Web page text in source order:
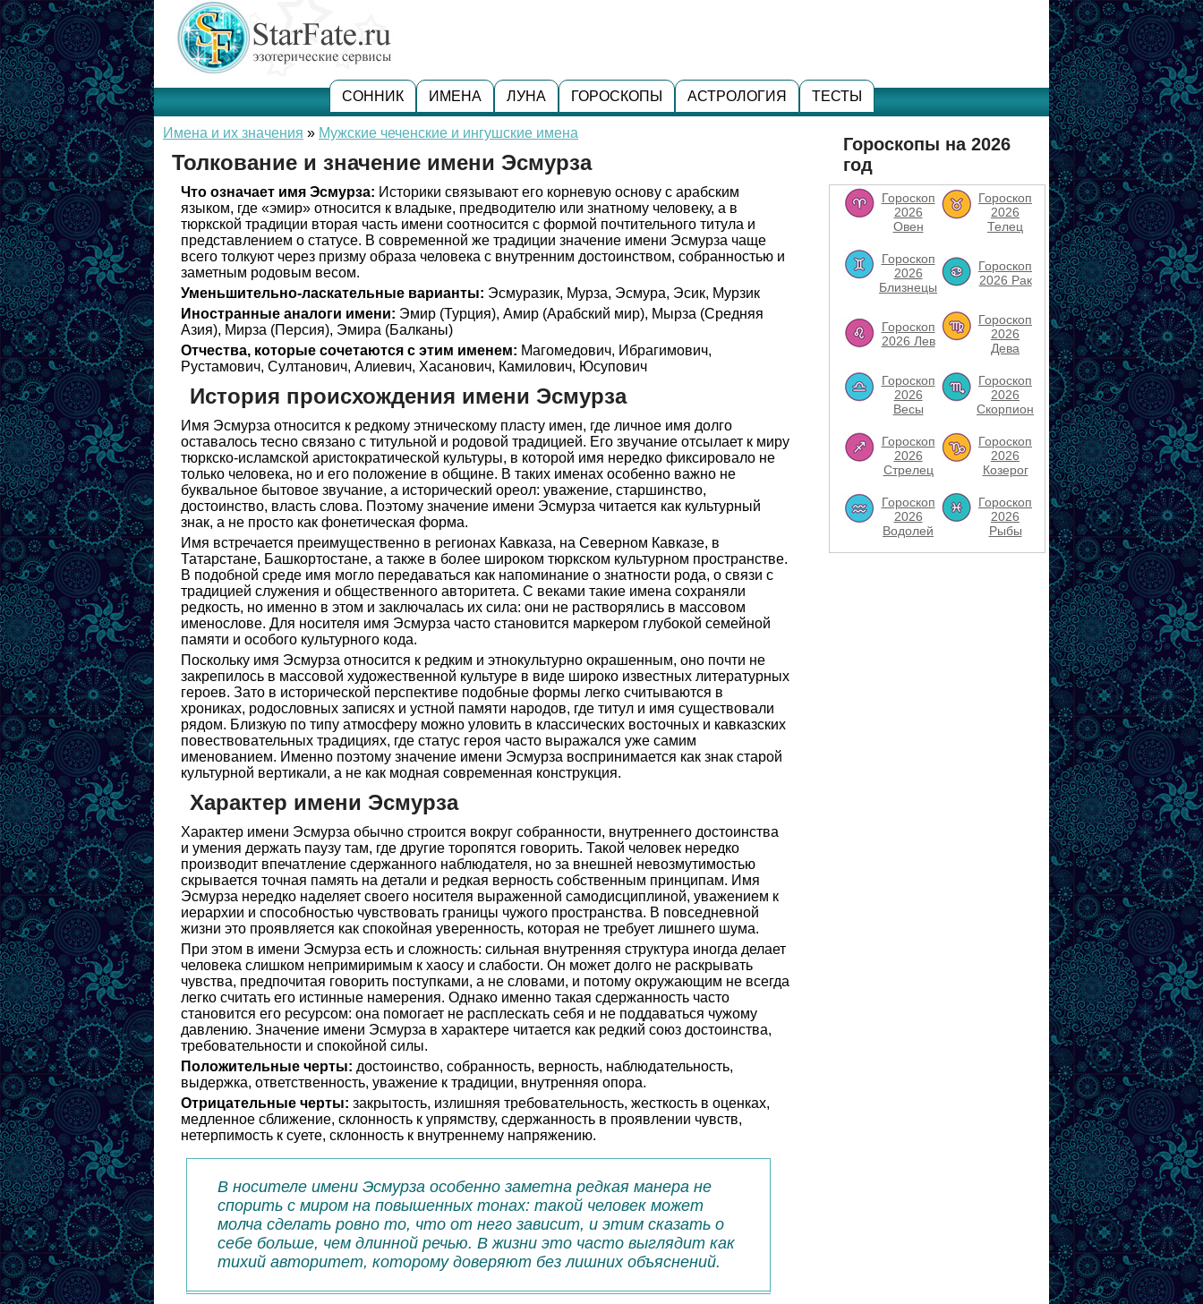
СОННИК ИМЕНА ЛУНА ГОРОСКОПЫ АСТРОЛОГИЯ ТЕСТЫ
Имена и их значения » Мужские чеченские и ингушские имена
Толкование и значение имени Эсмурза
Что означает имя Эсмурза: Историки связывают его корневую основу с арабским
языком, где «эмир» относится к владыке, предводителю или знатному человеку, а в
тюркской традиции вторая часть имени соотносится с формой почтительного титула и
представлением о статусе. В современной же традиции значение имени Эсмурза чаще
всего толкуют через призму образа человека с внутренним достоинством, собранностью и
заметным родовым весом.
Уменьшительно-ласкательные варианты: Эсмуразик, Мурза, Эсмура, Эсик, Мурзик
Иностранные аналоги имени: Эмир (Турция), Амир (Арабский мир), Мырза (Средняя
Азия), Мирза (Персия), Эмира (Балканы)
Отчества, которые сочетаются с этим именем: Магомедович, Ибрагимович,
Рустамович, Султанович, Алиевич, Хасанович, Камилович, Юсупович
История происхождения имени Эсмурза
Имя Эсмурза относится к редкому этническому пласту имен, где личное имя долго
оставалось тесно связано с титульной и родовой традицией. Его звучание отсылает к миру
тюркско-исламской аристократической культуры, в которой имя нередко фиксировало не
только человека, но и его положение в общине. В таких именах особенно важно не
буквальное бытовое звучание, а исторический ореол: уважение, старшинство,
достоинство, власть слова. Поэтому значение имени Эсмурза читается как культурный
знак, а не просто как фонетическая форма.
Имя встречается преимущественно в регионах Кавказа, на Северном Кавказе, в
Татарстане, Башкортостане, а также в более широком тюркском культурном пространстве.
В подобной среде имя могло передаваться как напоминание о знатности рода, о связи с
традицией служения и общественного авторитета. С веками такие имена сохраняли
редкость, но именно в этом и заключалась их сила: они не растворялись в массовом
именослове. Для носителя имя Эсмурза часто становится маркером глубокой семейной
памяти и особого культурного кода.
Поскольку имя Эсмурза относится к редким и этнокультурно окрашенным, оно почти не
закрепилось в массовой художественной культуре в виде широко известных литературных
героев. Зато в исторической перспективе подобные формы легко считываются в
хрониках, родословных записях и устной памяти народов, где титул и имя существовали
рядом. Близкую по типу атмосферу можно уловить в классических восточных и кавказских
повествовательных традициях, где статус героя часто выражался уже самим
именованием. Именно поэтому значение имени Эсмурза воспринимается как знак старой
культурной вертикали, а не как модная современная конструкция.
Характер имени Эсмурза
Характер имени Эсмурза обычно строится вокруг собранности, внутреннего достоинства
и умения держать паузу там, где другие торопятся говорить. Такой человек нередко
производит впечатление сдержанного наблюдателя, но за внешней невозмутимостью
скрывается точная память на детали и редкая верность собственным принципам. Имя
Эсмурза нередко наделяет своего носителя выраженной самодисциплиной, уважением к
иерархии и способностью чувствовать границы чужого пространства. В повседневной
жизни это проявляется как спокойная уверенность, которая не требует лишнего шума.
При этом в имени Эсмурза есть и сложность: сильная внутренняя структура иногда делает
человека слишком непримиримым к хаосу и слабости. Он может долго не раскрывать
чувства, предпочитая говорить поступками, а не словами, и потому окружающим не всегда
легко считать его истинные намерения. Однако именно такая сдержанность часто
становится его ресурсом: она помогает не расплескать себя и не поддаваться чужому
давлению. Значение имени Эсмурза в характере читается как редкий союз достоинства,
требовательности и спокойной силы.
Положительные черты: достоинство, собранность, верность, наблюдательность,
выдержка, ответственность, уважение к традиции, внутренняя опора.
Отрицательные черты: закрытость, излишняя требовательность, жесткость в оценках,
медленное сближение, склонность к упрямству, сдержанность в проявлении чувств,
нетерпимость к суете, склонность к внутреннему напряжению.
В носителе имени Эсмурза особенно заметна редкая манера не
спорить с миром на повышенных тонах: такой человек может
молча сделать ровно то, что от него зависит, и этим сказать о
себе больше, чем длинной речью. В жизни это часто выглядит как
тихий авторитет, которому доверяют без лишних объяснений.
Гороскопы на 2026
год
Гороскоп
2026
Овен
Гороскоп
2026
Телец
Гороскоп
2026
Близнецы
Гороскоп
2026 Рак
Гороскоп
2026 Лев
Гороскоп
2026
Дева
Гороскоп
2026
Весы
Гороскоп
2026
Скорпион
Гороскоп
2026
Стрелец
Гороскоп
2026
Козерог
Гороскоп
2026
Водолей
Гороскоп
2026
Рыбы